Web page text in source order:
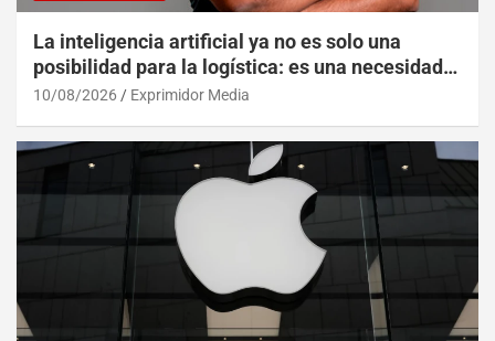
La inteligencia artificial ya no es solo una
posibilidad para la logística: es una necesidad
operativa
10/08/2026 Exprimidor Media